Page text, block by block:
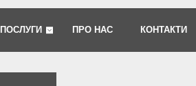
ПРО НАС КОНТАКТИ